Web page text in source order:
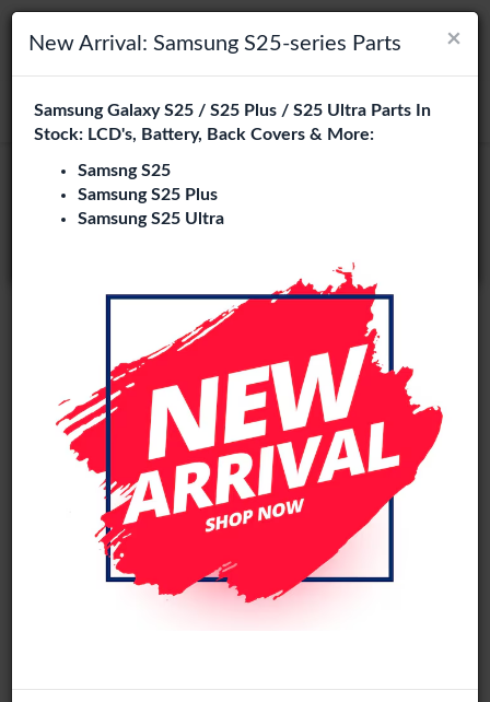
×
Wählen Sie Ihre Sprache
Es sieht so aus, als wären Sie in Vereinigte Staaten
Besuchen Sie
Navigation umschalten
suchen
Login
Service Pack
×
New Arrival: Samsung S25-series Parts
Samsung Galaxy S25 / S25 Plus / S25 Ultra Parts In
Stock: LCD's, Battery, Back Covers & More:
Samsng S25
Samsung S25 Plus
Samsung S25 Ultra